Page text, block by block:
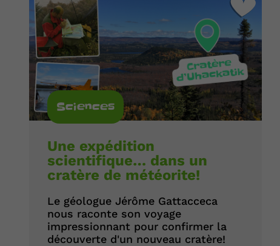
Sciences
Une expédition
scientifique… dans un
cratère de météorite!
Le géologue Jérôme Gattacceca
nous raconte son voyage
impressionnant pour confirmer la
découverte d'un nouveau cratère!